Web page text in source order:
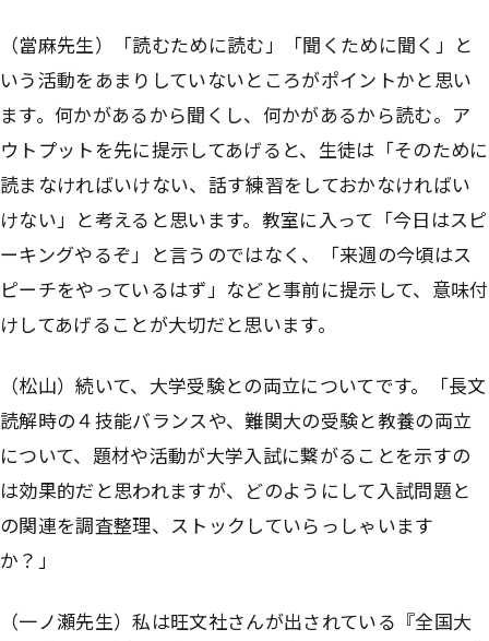
（當麻先生）「読むために読む」「聞くために聞く」と
いう活動をあまりしていないところがポイントかと思い
ます。何かがあるから聞くし、何かがあるから読む。ア
ウトプットを先に提示してあげると、生徒は「そのために
読まなければいけない、話す練習をしておかなければい
けない」と考えると思います。教室に入って「今日はスピ
ーキングやるぞ」と言うのではなく、「来週の今頃はス
ピーチをやっているはず」などと事前に提示して、意味付
けしてあげることが大切だと思います。
（松山）続いて、大学受験との両立についてです。「長文
読解時の４技能バランスや、難関大の受験と教養の両立
について、題材や活動が大学入試に繋がることを示すの
は効果的だと思われますが、どのようにして入試問題と
の関連を調査整理、ストックしていらっしゃいます
か？」
（一ノ瀬先生）私は旺文社さんが出されている『全国大